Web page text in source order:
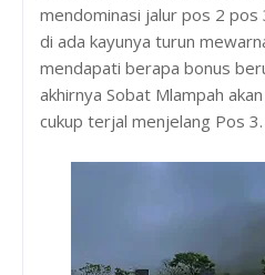
mendominasi jalur pos 2 pos
di ada kayunya turun
mendapati berapa bonus
akhirnya Sobat Mlampah
cukup terjal menjelang Pos 3.